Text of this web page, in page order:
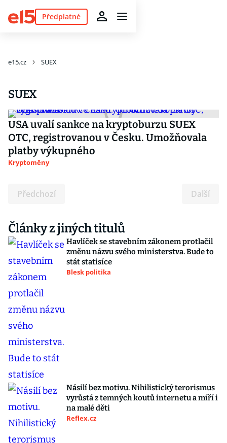
Předplatné
e15.cz SUEX
SUEX
USA uvalí sankce na kryptoburzu SUEX
OTC, registrovanou v Česku. Umožňovala
platby výkupného
Kryptoměny
Předchozí Další
Články z jiných titulů
Havlíček se stavebním zákonem protlačil
změnu názvu svého ministerstva. Bude to
stát statisíce
Blesk politika
Násilí bez motivu. Nihilistický terorismus
vyrůstá z temných koutů internetu a míří i
na malé děti
Reflex.cz